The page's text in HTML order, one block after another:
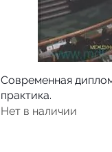
Современная
практика.
Нет в наличии